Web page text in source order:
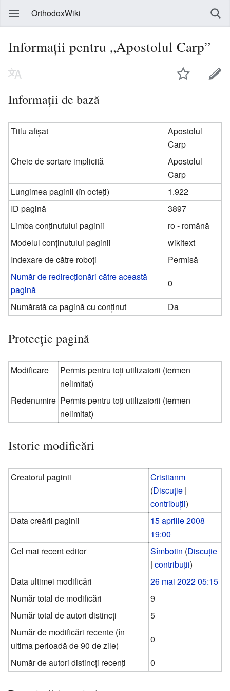
OrthodoxWiki
Informații pentru „Apostolul Carp”
Informații de bază
Titlu afișat
Apostolul
Carp
Cheie de sortare implicită
Apostolul
Carp
Lungimea paginii (în octeți)
1.922
ID pagină
3897
Limba conținutului paginii
ro - română
Modelul conținutului paginii
wikitext
Indexare de către roboți
Permisă
Număr de redirecționări către această
pagină
0
Numărată ca pagină cu conținut
Da
Protecție pagină
Modificare
Permis pentru toți utilizatorii (termen
nelimitat)
Redenumire Permis pentru toți utilizatorii (termen
nelimitat)
Istoric modificări
Creatorul paginii
Cristianm
(Discuție |
contribuții)
Data creării paginii
15 aprilie 2008
19:00
Cel mai recent editor
Sîmbotin (Discuție
|contribuții)
Data ultimei modificări
26 mai 2022 05:15
Număr total de modificări
9
Număr total de autori distincți
5
Număr de modificări recente (în
ultima perioadă de 90 de zile)
0
Număr de autori distincți recenți
0